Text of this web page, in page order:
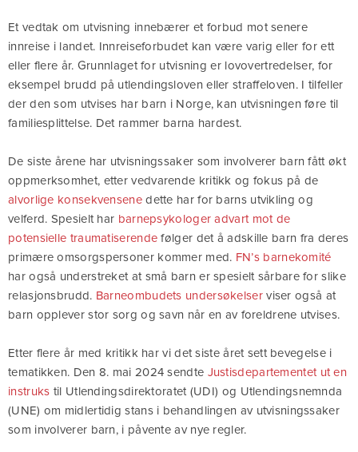
Et vedtak om utvisning innebærer et forbud mot senere
innreise i landet. Innreiseforbudet kan være varig eller for ett
eller flere år. Grunnlaget for utvisning er lovovertredelser, for
eksempel brudd på utlendingsloven eller straffeloven. I tilfeller
der den som utvises har barn i Norge, kan utvisningen føre til
familiesplittelse. Det rammer barna hardest.
De siste årene har utvisningssaker som involverer barn fått økt
oppmerksomhet, etter vedvarende kritikk og fokus på de
alvorlige konsekvensenedette har for barns utvikling og
velferd. Spesielt har barnepsykologer advart mot de
potensielle traumatiserende følger det å adskille barn fra deres
primære omsorgspersoner kommer med. FN’s barnekomité
har også understreket at små barn er spesielt sårbare for slike
relasjonsbrudd. Barneombudets undersøkelserviser også at
barn opplever stor sorg og savn når en av foreldrene utvises.
Etter flere år med kritikk har vi det siste året sett bevegelse i
tematikken. Den 8. mai 2024 sendte Justisdepartementet ut en
instruks til Utlendingsdirektoratet (UDI) og Utlendingsnemnda
(UNE) om midlertidig stans i behandlingen av utvisningssaker
som involverer barn, i påvente av nye regler.